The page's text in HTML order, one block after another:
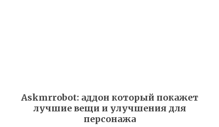
Askmrrobot: аддон который покажет
лучшие вещи и улучшения для
персонажа